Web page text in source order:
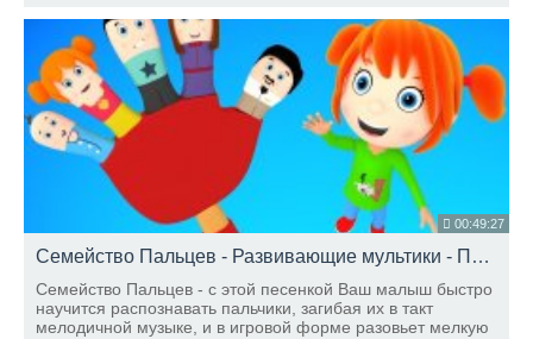
плыть домой вместе с мамой.
00:49:27
Семейство Пальцев - Развивающие мультики - Песни для Детей
Семейство Пальцев - с этой песенкой Ваш малыш быстро
научится распознавать пальчики, загибая их в такт
мелодичной музыке, и в игровой форме разовьет мелкую